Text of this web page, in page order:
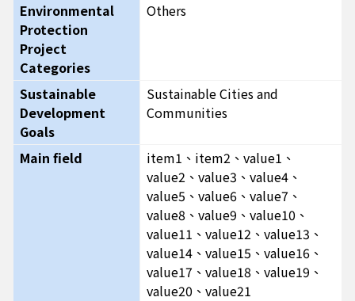
Environmental
Protection
Project
Categories
Others
Sustainable
Development
Goals
Sustainable Cities and
Communities
Main field
item1、item2、value1、
value2、value3、value4、
value5、value6、value7、
value8、value9、value10、
value11、value12、value13、
value14、value15、value16、
value17、value18、value19、
value20、value21